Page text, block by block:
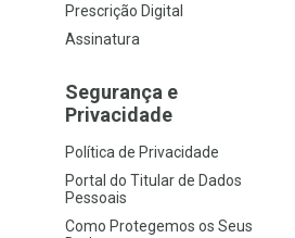
Prescrição Digital
Assinatura
Segurança e
Privacidade
Política de Privacidade
Portal do Titular de Dados
Pessoais
Como Protegemos os Seus